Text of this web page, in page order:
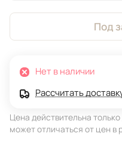
Под
Нет в наличии
Рассчитать
Цена действительна
может отличаться от цен в